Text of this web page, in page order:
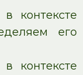
контексте
его
контексте